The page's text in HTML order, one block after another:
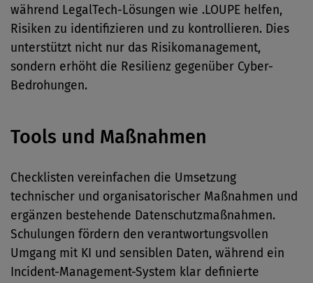
während LegalTech-Lösungen wie .LOUPE helfen,
Risiken zu identifizieren und zu kontrollieren. Dies
unterstützt nicht nur das Risikomanagement,
sondern erhöht die Resilienz gegenüber Cyber-
Bedrohungen.
Tools und Maßnahmen
Checklisten vereinfachen die Umsetzung
technischer und organisatorischer Maßnahmen und
ergänzen bestehende Datenschutzmaßnahmen.
Schulungen fördern den verantwortungsvollen
Umgang mit KI und sensiblen Daten, während ein
Incident-Management-System klar definierte